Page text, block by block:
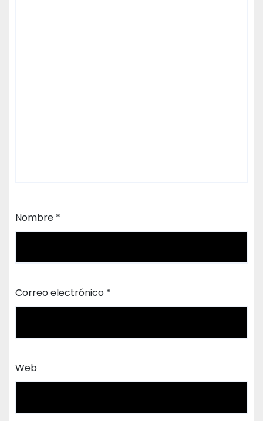
Nombre *
Correo electrónico *
Web